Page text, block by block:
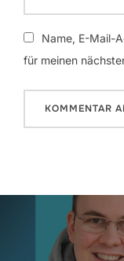
Name, E-Mail-
für meinen